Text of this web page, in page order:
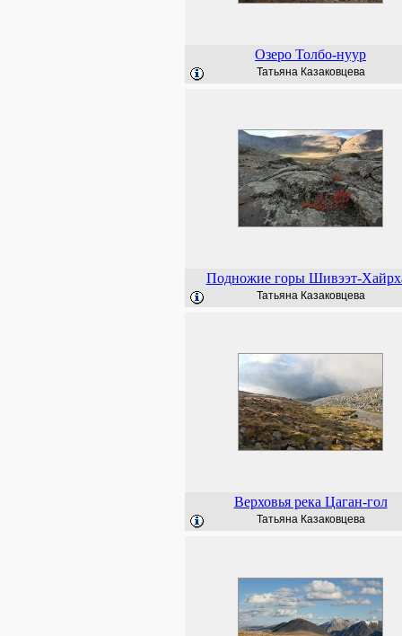
Озеро Толбо-нуур
Татьяна Казаковцева
Подножие горы Шивээт-
Татьяна Казаковцева
Верховья река Цаган-гол
Татьяна Казаковцева